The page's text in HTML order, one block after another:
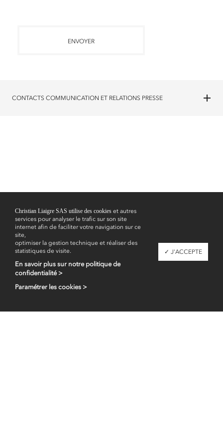
ENVOYER
CONTACTS COMMUNICATION ET RELATIONS PRESSE
✓ J'ACCEPTE
Christian Liaigre SAS utilise des cookies et autres
services pour analyser le trafic sur son site
internet afin de faciliter votre navigation sur ce
site,
optimiser la gestion technique et réaliser des
statistiques de visite.
Paramétrer les cookies >
En savoir plus sur notre politique de
confidentialité >